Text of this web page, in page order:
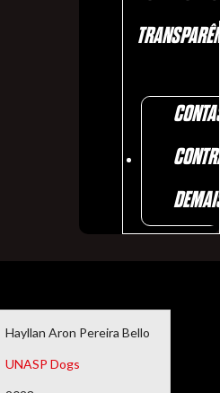
Hayllan Aron Pereira Bello
UNASP Dogs